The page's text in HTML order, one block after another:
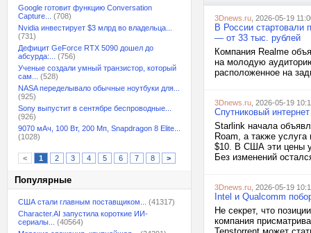
Google готовит функцию Conversation
Capture...
(708)
Nvidia инвестирует $3 млрд во владельца...
(731)
Дефицит GeForce RTX 5090 дошел до
абсурда:...
(756)
Ученые создали умный транзистор, который
сам...
(528)
NASA переделывало обычные ноутбуки для...
(925)
Sony выпустит в сентябре беспроводные...
(926)
9070 мАч, 100 Вт, 200 Мп, Snapdragon 8 Elite...
(1028)
< 1 2 3 4 5 6 7 8 >
Популярные
США стали главным поставщиком...
(41317)
Character.AI запустила короткие ИИ-
сериалы...
(40564)
3Dnews.ru , 2026-05-19
В России
— от 33 тыс. рублей
Компания Realme
на молодую
расположенное на
3Dnews.ru , 2026-05-19
Спутниковый
Starlink начала
Roam, а также
$10. В США эти цены
Без изменений
3Dnews.ru , 2026-05-19
Intel и Qualcomm
Не секрет, что
компания